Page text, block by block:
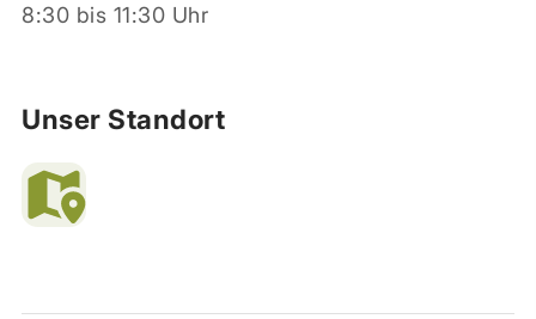
8:30 bis 11:30 Uhr
Unser Standort